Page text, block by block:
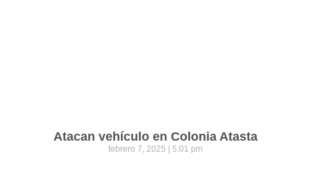
Atacan vehículo en Colonia Atasta
febrero 7, 2025 5:01 pm